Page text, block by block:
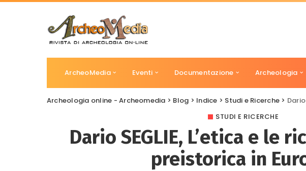
ArcheoMedia Eventi Documentazione Archeologia
Archeologia online - Archeomedia > Blog > Indice > Studi e Ricerche > Dario
STUDI E RICERCHE
Dario SEGLIE, L’etica e le
preistorica in